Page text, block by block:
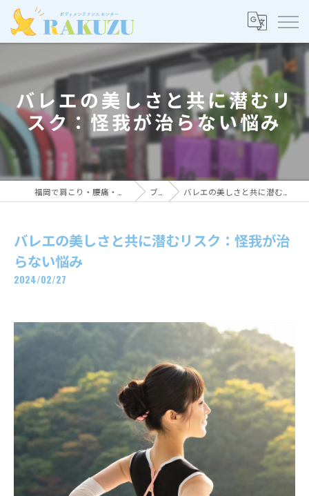
バレエの美しさと共に潜むリ
スク：怪我が治らない悩み
ブログ バレエの美しさと共に潜むリスク：怪我が治らない悩み
バレエの美しさと共に潜むリスク：怪我が治
らない悩み
2024/02/27